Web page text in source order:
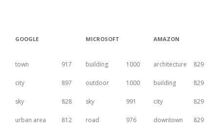
GOOGLE MICROSOFT AMAZON
town 917 building 1000 architecture 829
city 897 outdoor 1000 building 829
sky 828 sky 991 city 829
urban area 812 road 976 downtown 829